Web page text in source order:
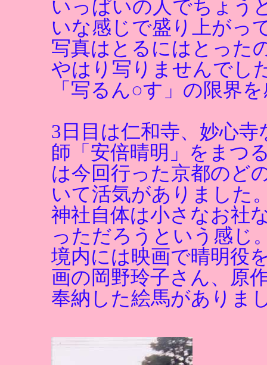
いっぱいの人でちょう
いな感じで盛り上がっ
写真はとるにはとった
やはり写りませんでし
「写るん○す」の限界
3日目は仁和寺、妙心
師「安倍晴明」をまつ
は今回行った京都のど
いて活気がありました
神社自体は小さなお社
っただろうという感じ
境内には映画で晴明役
画の岡野玲子さん、原
奉納した絵馬がありま